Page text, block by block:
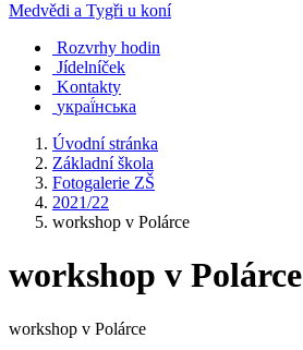
Medvědi a Tygři u koní
Rozvrhy hodin
Jídelníček
Kontakty
украї́нська
Úvodní stránka
Základní škola
Fotogalerie ZŠ
2021/22
workshop v Polárce
workshop v Polárce
workshop v Polárce